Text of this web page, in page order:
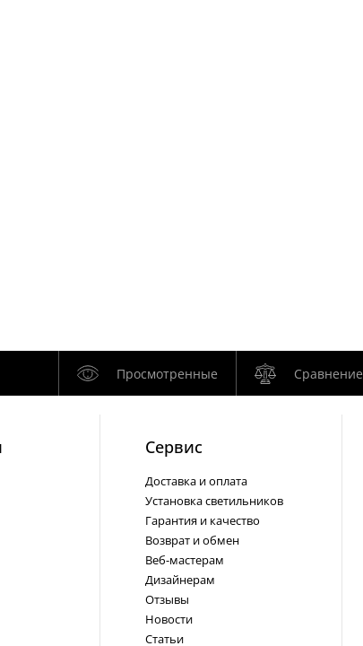
Просмотренные Сравнение
Cервис
Доставка и оплата
Установка светильников
Гарантия и качество
Возврат и обмен
Веб-мастерам
Дизайнерам
Отзывы
Новости
Статьи